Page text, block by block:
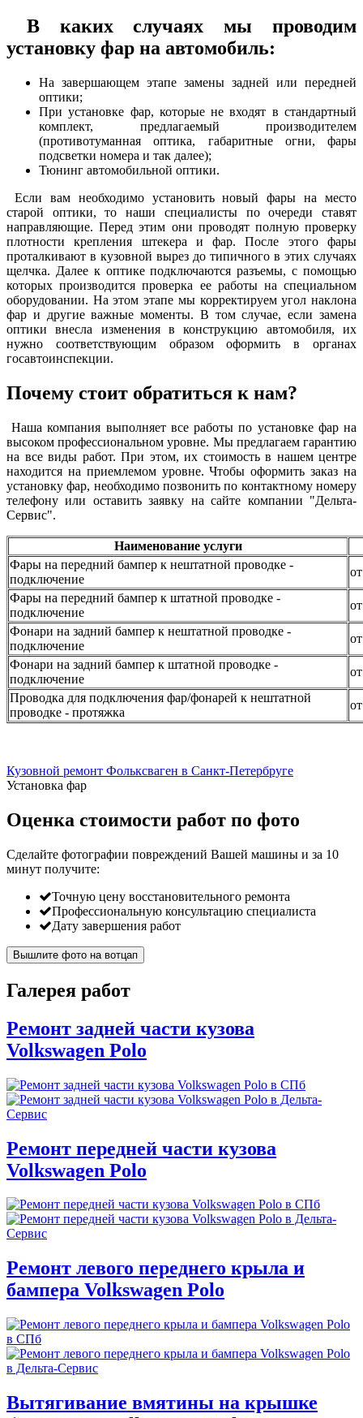
В каких случаях мы проводим
установку фар на автомобиль:
На завершающем этапе замены задней или передней
оптики;
При установке фар, которые не входят в стандартный
комплект, предлагаемый производителем
(противотуманная оптика, габаритные огни, фары
подсветки номера и так далее);
Тюнинг автомобильной оптики.
Если вам необходимо установить новый фары на место
старой оптики, то наши специалисты по очереди ставят
направляющие. Перед этим они проводят полную проверку
плотности крепления штекера и фар. После этого фары
проталкивают в кузовной вырез до типичного в этих случаях
щелчка. Далее к оптике подключаются разъемы, с помощью
которых производится проверка ее работы на специальном
оборудовании. На этом этапе мы корректируем угол наклона
фар и другие важные моменты. В том случае, если замена
оптики внесла изменения в конструкцию автомобиля, их
нужно соответствующим образом оформить в органах
госавтоинспекции.
Почему стоит обратиться к нам?
Наша компания выполняет все работы по установке фар на
высоком профессиональном уровне. Мы предлагаем гарантию
на все виды работ. При этом, их стоимость в нашем центре
находится на приемлемом уровне. Чтобы оформить заказ на
установку фар, необходимо позвонить по контактному номеру
телефону или оставить заявку на сайте компании "Дельта-
Сервис".
Наименование услуги
Фары на передний бампер к нештатной проводке -
подключение
Фары на передний бампер к штатной проводке -
подключение
Фонари на задний бампер к нештатной проводке -
подключение
Фонари на задний бампер к штатной проводке -
подключение
Проводка для подключения фар/фонарей к нештатной
проводке - протяжка
Кузовной ремонт Фольксваген в Санкт-Петербруге
Установка фар
Оценка стоимости работ по фото
Сделайте фотографии повреждений Вашей машины и за 10
минут получите:
Точную цену восстановительного ремонта
Профессиональную консультацию специалиста
Дату завершения работ
Вышлите фото на вотцап
Галерея работ
Ремонт задней части кузова
Volkswagen Polo
Ремонт передней части кузова
Volkswagen Polo
Ремонт левого переднего крыла и
бампера Volkswagen Polo
Вытягивание вмятины на крышке